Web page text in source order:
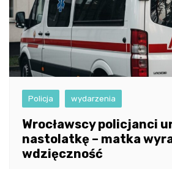
Policja wydarzenia
Wrocławscy policjanci
nastolatkę – matka
wdzięczność